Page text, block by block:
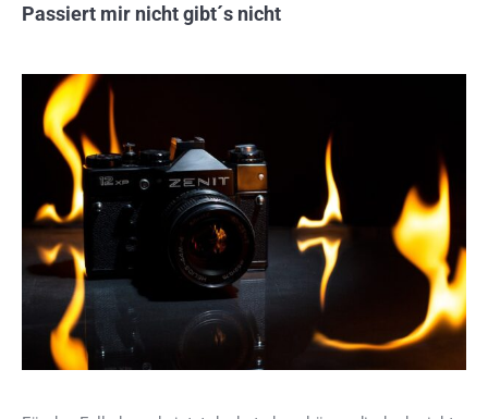
Passiert mir nicht gibt´s nicht